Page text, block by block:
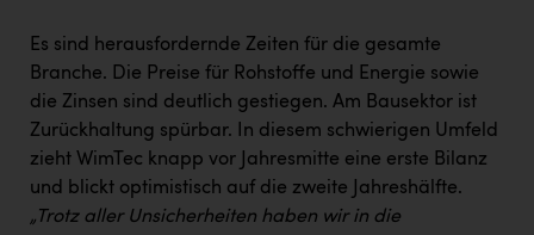
Maximarkt
Oldtimer Raststationen und Motorhotels
Österreichischer Kachelofenverband
Orlen
Es sind herausfordernde Zeiten für die gesamte
Branche. Die Preise für Rohstoffe und Energie sowie
die Zinsen sind deutlich gestiegen. Am Bausektor ist
Zurückhaltung spürbar. In diesem schwierigen Umfeld
zieht WimTec knapp vor Jahresmitte eine erste Bilanz
und blickt optimistisch auf die zweite Jahreshälfte.
„Trotz aller Unsicherheiten haben wir in die